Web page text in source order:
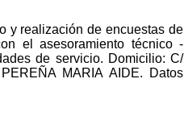
y realización de encuestas de
el asesoramiento técnico -
de servicio. Domicilio: C/
MARIA AIDE. Datos